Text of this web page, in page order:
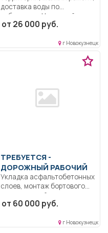
доставка воды по
кабинетам.. Неполный...
от 26 000 руб.
г Новокузнецк
ТРЕБУЕТСЯ -
ДОРОЖНЫЙ РАБОЧИЙ
Укладка асфальтобетонных
слоев, монтаж бортового
камня, устройство
щебеночных слоёв...
от 60 000 руб.
г Новокузнецк